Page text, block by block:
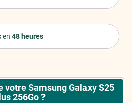
en 48 heures
votre Samsung Galaxy S25
256Go ?